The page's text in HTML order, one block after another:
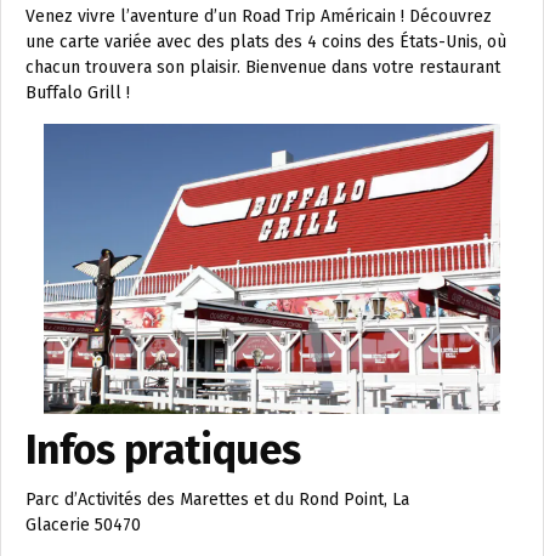
Venez vivre l’aventure d’un Road Trip Américain ! Découvrez
une carte variée avec des plats des 4 coins des États-Unis, où
chacun trouvera son plaisir. Bienvenue dans votre restaurant
Buffalo Grill !
Infos pratiques
Parc d’Activités des Marettes et du Rond Point, La
Glacerie 50470